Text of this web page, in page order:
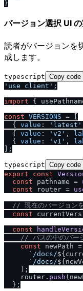
バージョン選択 UI
読者がバージョンを
成します。
typescript Copy code
'use client' ;
import {
const VERSIONS = [
  {
value : 'latest'
  {
value : 'v2' ,
  {
value : 'v1' ,
typescript Copy code
export
const
const pathname =
const router =
/ / 現在のバージョン
const
const
/ / パスの中のバー
const newPath
` /docs /
` /docs /
    );
    router.
push